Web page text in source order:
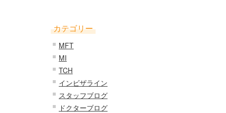
カテゴリー
MFT
MI
TCH
インビザライン
スタッフブログ
ドクターブログ